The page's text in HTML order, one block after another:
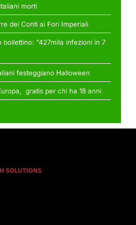
morti
dei Conti ai Fori Imperiali
bollettino: "427mila infezioni in 7
festeggiano Halloween
gratis per chi ha 18 anni